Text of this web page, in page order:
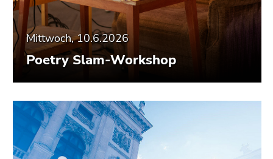
Mittwoch, 10.6.2026
Poetry Slam-Workshop